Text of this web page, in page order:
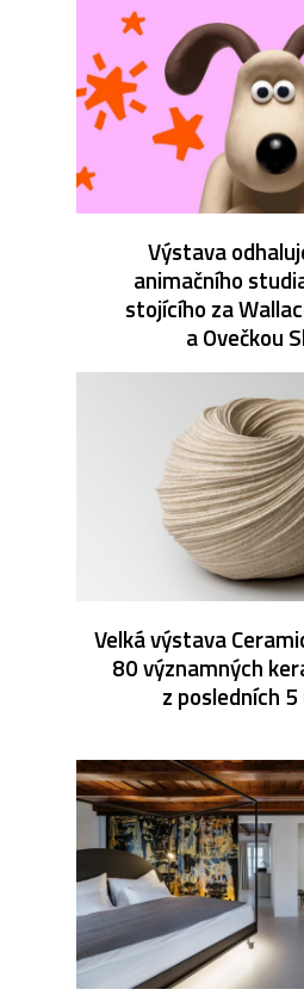
Výstava
animačního
stojícího za
a Ovečkou
Velká výstava
80 významných
z posledních